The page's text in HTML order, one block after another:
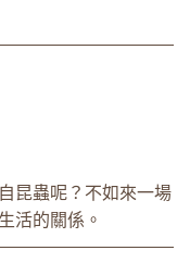
昆蟲呢？不如來一場
活的關係。